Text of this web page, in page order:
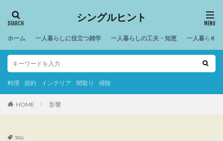
シングルヒント
ホーム 一人暮らしに役立つ雑学 一人暮らしの工夫・知恵 一人暮らし
料理 節約 インテリア 間取り 掃除
HOME 影響
TAG